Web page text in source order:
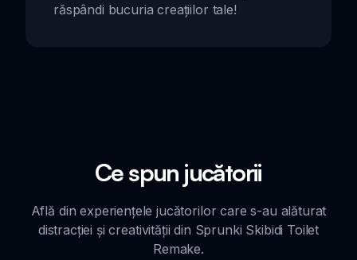
răspândi bucuria creațiilor tale!
Ce spun jucătorii
Află din experiențele jucătorilor care s-au alăturat
distracției și creativității din Sprunki Skibidi Toilet
Remake.